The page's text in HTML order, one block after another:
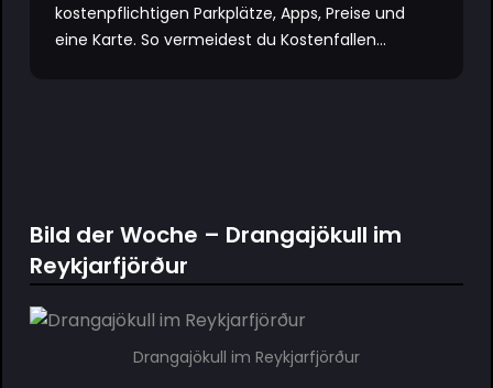
kostenpflichtigen Parkplätze, Apps, Preise und
eine Karte. So vermeidest du Kostenfallen...
Bild der Woche – Drangajökull im
Reykjarfjörður
Drangajökull im Reykjarfjörður